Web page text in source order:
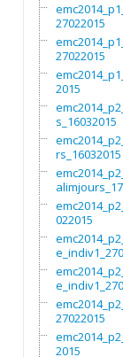
27022015
27022015
2015
s_16032015
rs_16032015
022015
27022015
2015